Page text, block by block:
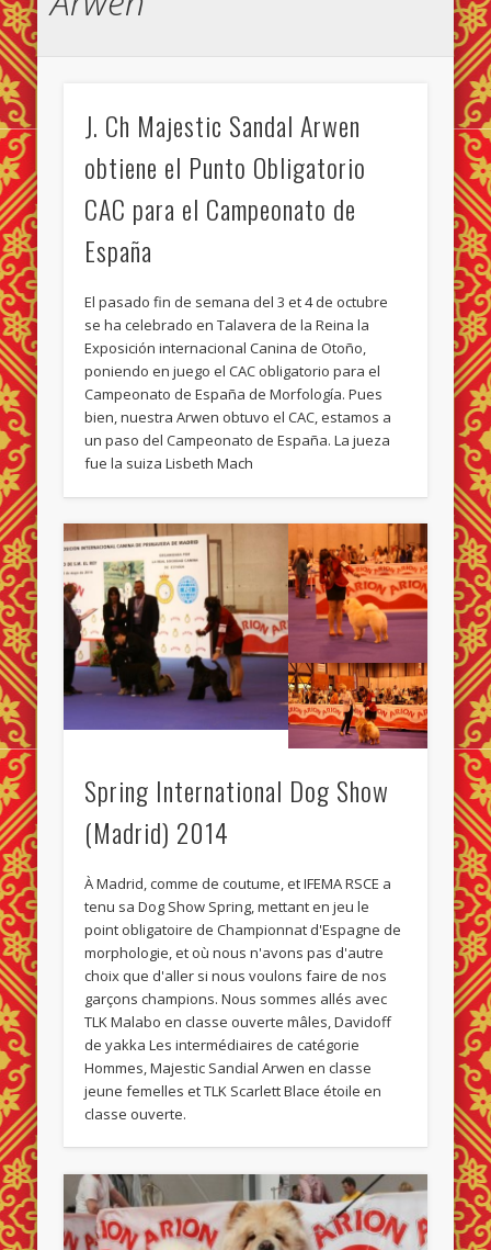
J. Ch Majestic Sandal Arwen
obtiene el Punto Obligatorio
CAC para el Campeonato de
España
El pasado fin de semana del 3 et 4 de octubre
se ha celebrado en Talavera de la Reina la
Exposición internacional Canina de Otoño,
poniendo en juego el CAC obligatorio para el
Campeonato de España de Morfología. Pues
bien, nuestra Arwen obtuvo el CAC, estamos a
un paso del Campeonato de España. La jueza
fue la suiza Lisbeth Mach
Spring International Dog Show
(Madrid) 2014
À Madrid, comme de coutume, et IFEMA RSCE a
tenu sa Dog Show Spring, mettant en jeu le
point obligatoire de Championnat d'Espagne de
morphologie, et où nous n'avons pas d'autre
choix que d'aller si nous voulons faire de nos
garçons champions. Nous sommes allés avec
TLK Malabo en classe ouverte mâles, Davidoff
de yakka Les intermédiaires de catégorie
Hommes, Majestic Sandial Arwen en classe
jeune femelles et TLK Scarlett Blace étoile en
classe ouverte.